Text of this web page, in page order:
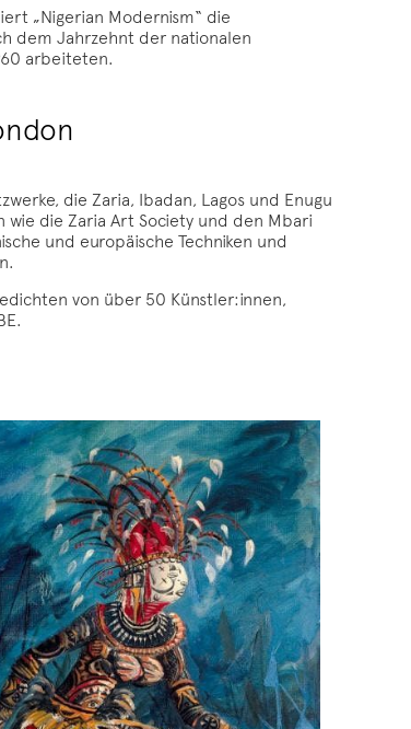
„Nigerian Modernism“ die
dem Jahrzehnt der nationalen
arbeiteten.
die Zaria, Ibadan, Lagos und Enugu
die Zaria Art Society und den Mbari
und europäische Techniken und
von über 50 Künstler:innen,